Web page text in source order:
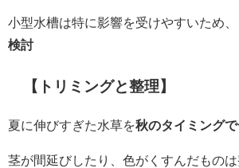
小型水槽は特に影響を受けやすいため、
検討
【トリミングと整理】
夏に伸びすぎた水草を秋のタイミング
茎が間延びしたり、色がくすんだもの